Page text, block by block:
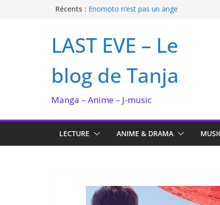
Récents : Enomoto n’est pas un ange
Ma collection BANANA FISH
I’m not in love de Zeniko Sumiya
LAST EVE – Le
blog de Tanja
Manga – Anime – J-music
LECTURE ANIME & DRAMA